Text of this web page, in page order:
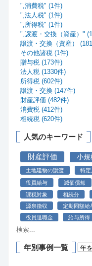
",消費税" (1件)
",法人税" (1件)
",所得税" (1件)
",譲渡・交換（資産）"
譲渡・交換（資産）
その他諸税 (1件)
贈与税 (173件)
法人税 (1330件)
所得税 (602件)
譲渡・交換 (147件)
財産評価 (482件)
消費税 (412件)
相続税 (620件)
人気のキーワード
財産評価 小規
土地建物の譲渡 特定
役員給与 減価償却
課税対象
相続分
源泉徴収
定期同額給
役員退職金
給与所得
年別事例一覧